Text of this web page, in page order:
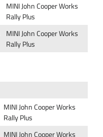
MINI John Cooper Works
Rally Plus
MINI John Cooper Works
Rally Plus
MINI John Cooper Works
Rally Plus
MINI John Cooper Works